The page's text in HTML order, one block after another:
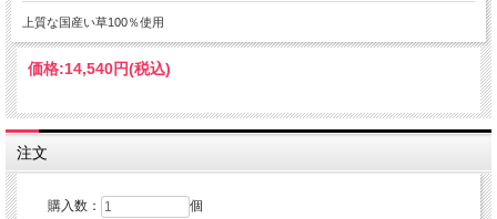
上質な国産い草100％使用
価格:14,540円(税込)
注文
購入数： 個